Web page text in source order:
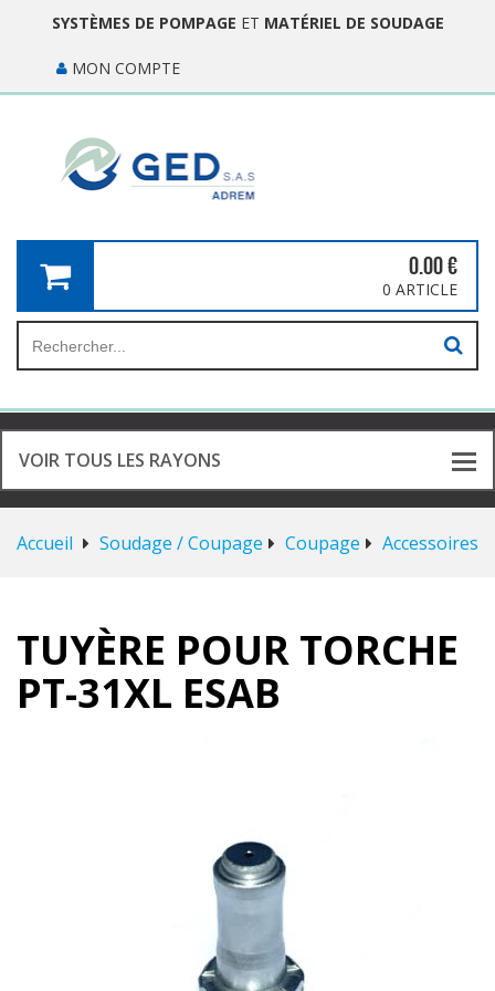
SYSTÈMES DE POMPAGE ET MATÉRIEL DE SOUDAGE
MON COMPTE
0.00€
0 ARTICLE
VOIR TOUS LES RAYONS
Accueil Soudage / Coupage Coupage Accessoires
TUYÈRE POUR TORCHE
PT-31XL ESAB